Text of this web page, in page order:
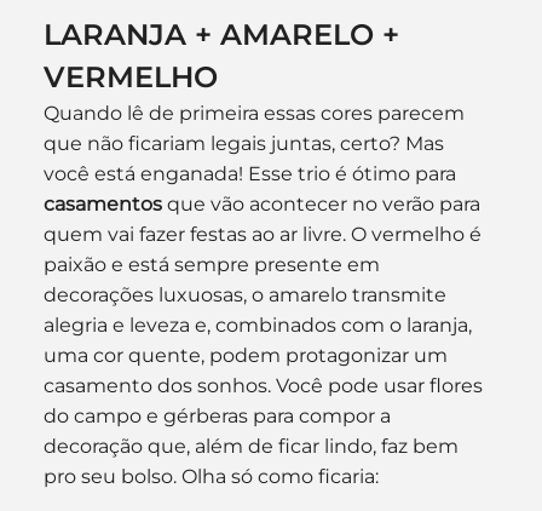
LARANJA + AMARELO +
VERMELHO
Quando lê de primeira essas cores parecem
que não ficariam legais juntas, certo? Mas
você está enganada! Esse trio é ótimo para
casamentos que vão acontecer no verão para
quem vai fazer festas ao ar livre. O vermelho é
paixão e está sempre presente em
decorações luxuosas, o amarelo transmite
alegria e leveza e, combinados com o laranja,
uma cor quente, podem protagonizar um
casamento dos sonhos. Você pode usar flores
do campo e gérberas para compor a
decoração que, além de ficar lindo, faz bem
pro seu bolso. Olha só como ficaria: